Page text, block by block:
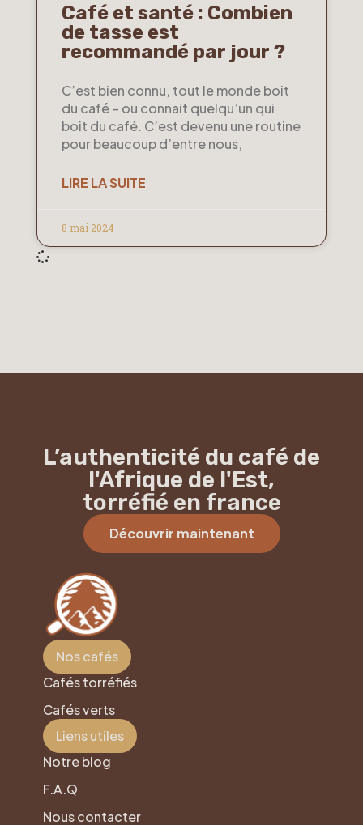
Café et santé : Combien
de tasse est
recommandé par jour ?
C’est bien connu, tout le monde boit
du café – ou connait quelqu’un qui
boit du café. C’est devenu une routine
pour beaucoup d’entre nous,
LIRE LA SUITE
8 mai 2024
L’authenticité du café de
l'Afrique de l'Est,
torréfié en france
Découvrir maintenant
Nos cafés
Cafés torréfiés
Cafés verts
Liens utiles
Notre blog
F.A.Q
Nous contacter